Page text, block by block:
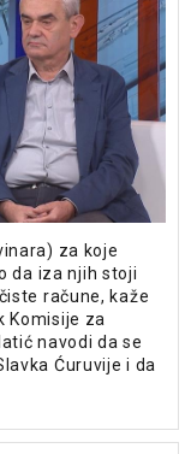
za koje
da iza njih stoji
račune, kaže
Komisije za
navodi da se
Ćuruvije i da